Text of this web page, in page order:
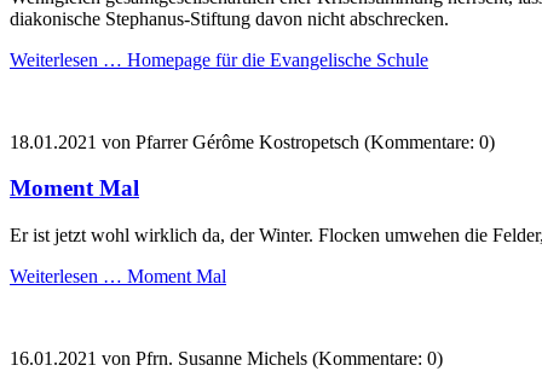
diakonische Stephanus-Stiftung davon nicht abschrecken.
Weiterlesen … Homepage für die Evangelische Schule
18.01.2021 von Pfarrer Gérôme Kostropetsch (Kommentare: 0)
Moment Mal
Er ist jetzt wohl wirklich da, der Winter. Flocken umwehen die
Weiterlesen … Moment Mal
16.01.2021 von Pfrn. Susanne Michels (Kommentare: 0)